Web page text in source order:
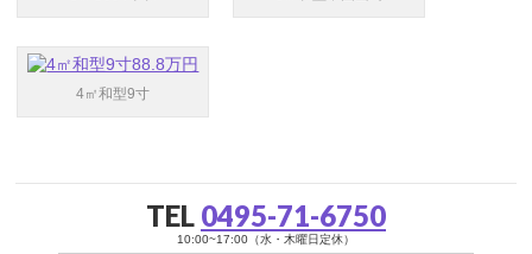
4㎡和型9寸
TEL 0495-71-6750
10:00~17:00（水・木曜日定休）